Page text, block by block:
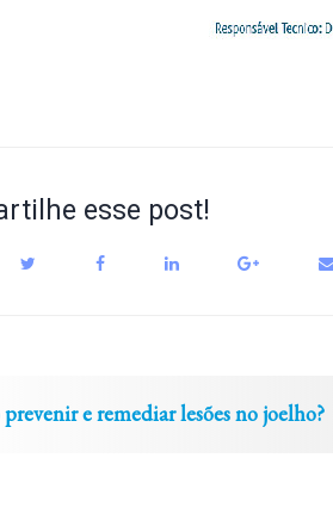
esse post!
e remediar lesões no joelho?